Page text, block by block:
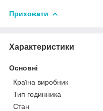
Приховати
Характеристики
Основні
Країна виробник
Тип годинника
Стан